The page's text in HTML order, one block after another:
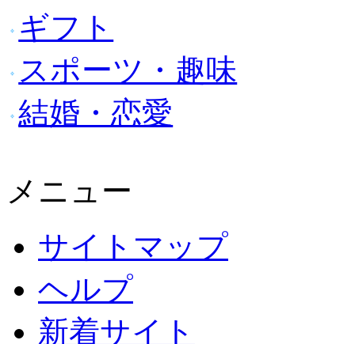
ギフト
スポーツ・趣味
結婚・恋愛
メニュー
サイトマップ
ヘルプ
新着サイト